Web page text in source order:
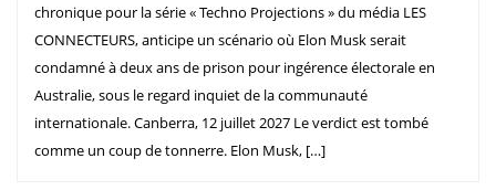
chronique pour la série « Techno Projections » du média LES
CONNECTEURS, anticipe un scénario où Elon Musk serait
condamné à deux ans de prison pour ingérence électorale en
Australie, sous le regard inquiet de la communauté
internationale. Canberra, 12 juillet 2027 Le verdict est tombé
comme un coup de tonnerre. Elon Musk, […]